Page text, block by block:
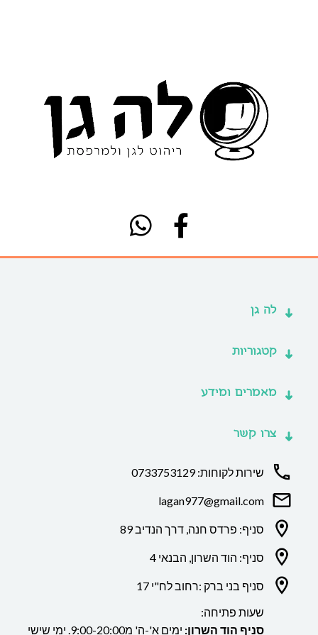
לה גן
קטגוריות
מאמרים ומידע
צרו קשר
שירות לקוחות: 0733753129
lagan977@gmail.com
סניף: פרדס חנה, דרך הנדיב 89
סניף: הוד השרון, הבנאי 4
סניף בני ברק :רחוב לח"י 17
שעות פתיחה:
סניף הוד השרון:
ימים א'-ה' מ9:00-20:00. ימי שישי